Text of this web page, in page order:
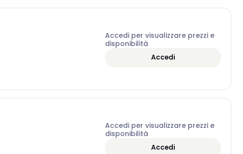
Accedi per visualizzare prezzi e
disponibilità
Accedi
Accedi per visualizzare prezzi e
disponibilità
Accedi